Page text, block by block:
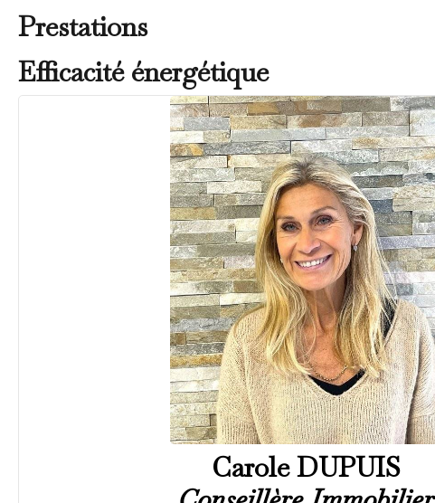
Prestations
Efficacité énergétique
Carole DUPUIS